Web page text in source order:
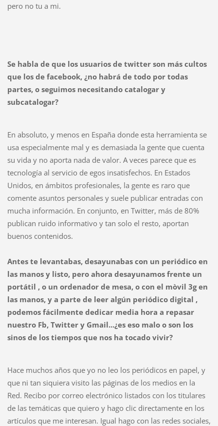
pero no tu a mi.
Se habla de que los usuarios de twitter son más cultos
que los de facebook, ¿no habrá de todo por todas
partes, o seguimos necesitando catalogar y
subcatalogar?
En absoluto, y menos en España donde esta herramienta se
usa especialmente mal y es demasiada la gente que cuenta
su vida y no aporta nada de valor. A veces parece que es
tecnología al servicio de egos insatisfechos. En Estados
Unidos, en ámbitos profesionales, la gente es raro que
comente asuntos personales y suele publicar entradas con
mucha información. En conjunto, en Twitter, más de 80%
publican ruido informativo y tan solo el resto, aportan
buenos contenidos.
Antes te levantabas, desayunabas con un periódico en
las manos y listo, pero ahora desayunamos frente un
portátil , o un ordenador de mesa, o con el mòvil 3g en
las manos, y a parte de leer algún periódico digital ,
podemos fácilmente dedicar media hora a repasar
nuestro Fb, Twitter y Gmail...¿es eso malo o son los
sinos de los tiempos que nos ha tocado vivir?
Hace muchos años que yo no leo los periódicos en papel, y
que ni tan siquiera visito las páginas de los medios en la
Red. Recibo por correo electrónico listados con los titulares
de las temáticas que quiero y hago clic directamente en los
artículos que me interesan. Igual hago con las redes sociales,